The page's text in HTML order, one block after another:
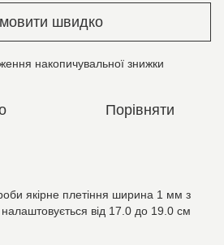
швидко
накопичувальної знижки
Порівняти
якірне плетіння ширина 1 мм з
від 17.0 до 19.0 см